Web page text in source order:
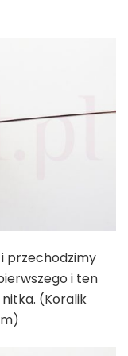
przechodzimy
i ten
(Koralik